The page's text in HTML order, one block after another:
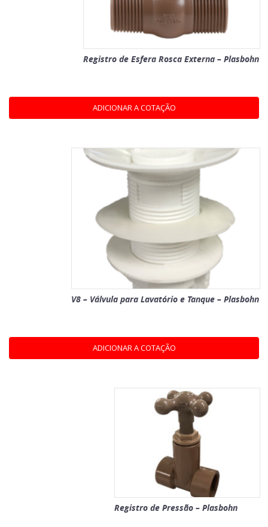
Registro de Esfera Rosca Externa – Plasbohn
ADICIONAR A COTAÇÃO
V8 – Válvula para Lavatório e Tanque – Plasbohn
ADICIONAR A COTAÇÃO
Registro de Pressão – Plasbohn